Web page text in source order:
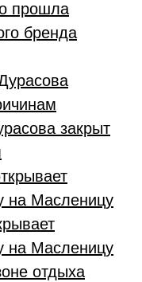
прошла
бренда
закрыт
на Масленицу